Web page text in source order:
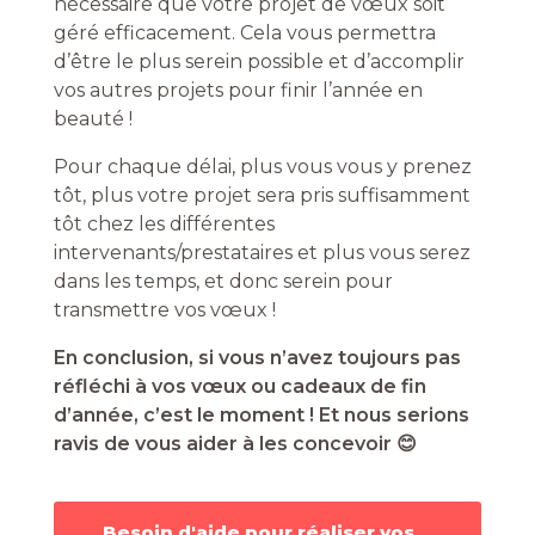
géré efficacement. Cela vous permettra
d’être le plus serein possible et d’accomplir
vos autres projets pour finir l’année en
beauté !
Pour chaque délai, plus vous vous y prenez
tôt, plus votre projet sera pris suffisamment
tôt chez les différentes
intervenants/prestataires et plus vous serez
dans les temps, et donc serein pour
transmettre vos vœux !
En conclusion, si vous n’avez toujours pas
réfléchi à vos vœux ou cadeaux de fin
d’année, c’est le moment ! Et nous serions
ravis de vous aider à les concevoir 😊